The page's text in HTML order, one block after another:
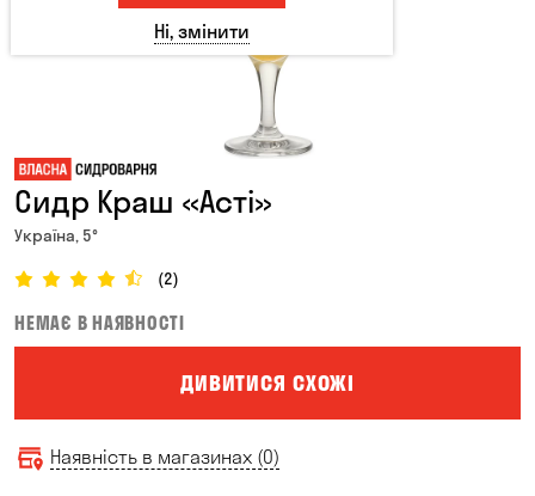
Сидр Краш «Асті»
Україна, 5°
(2)
НЕМАЄ В НАЯВНОСТІ
ДИВИТИСЯ СХОЖІ
Наявність в магазинах (0)
Ні, змінити